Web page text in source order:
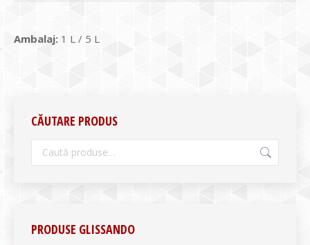
Ambalaj: 1 L / 5 L
CĂUTARE PRODUS
PRODUSE GLISSANDO